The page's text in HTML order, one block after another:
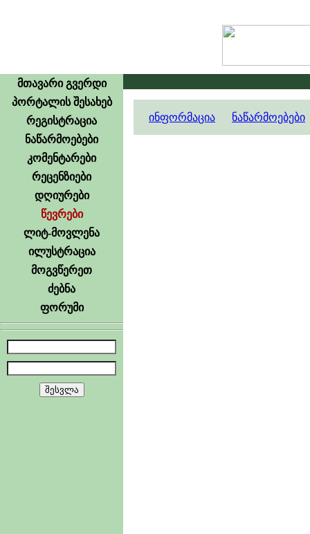
მთავარი გვერდი
პორტალის შესახებ
რეგისტრაცია
ნაწარმოებები
კომენტარები
რეცენზიები
დღიურები
წევრები
ლიტ-მოვლენა
ილუსტრაცია
მოგვწერეთ
ძებნა
ფორუმი
ინფორმაცია ნაწარმოებები